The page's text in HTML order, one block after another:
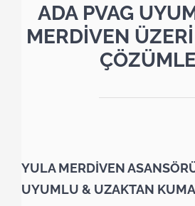
ADA PVAG
MERDİVEN
YULA MERDİVEN
UYUMLU & UZAKTAN